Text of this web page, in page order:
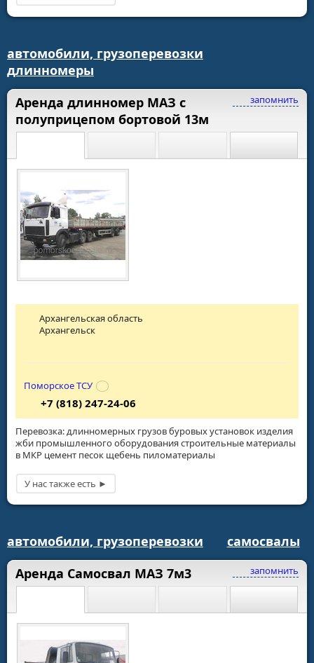
автомобили, грузоперевозки
длинномеры
запомнить
Аренда длинномер МАЗ с
полуприцепом бортовой 13м
Перeвозка: длинномерных грузов буровых установок изделия
жби промышленного оборудования строительные материалы
в МКР цемент песок щебень пиломатериалы
Архангельская область
Архангельск
Поморское ТСУ
+7 (818) 247-24-06
автомобили, грузоперевозки самосвалы
запомнить
Аренда Самосвал МАЗ 7м3